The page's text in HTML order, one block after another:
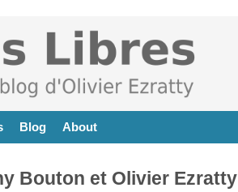
Blog About
Bouton et Olivier Ezratty